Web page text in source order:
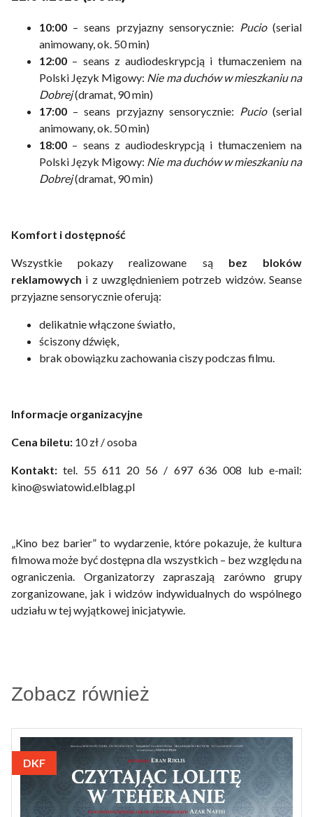
10:00 – seans przyjazny sensorycznie: Pucio(serial
animowany, ok. 50 min)
12:00 – seans z audiodeskrypcją i tłumaczeniem na
Polski Język Migowy: Nie ma duchów w mieszkaniu na
Dobrej(dramat, 90 min)
17:00 – seans przyjazny sensorycznie: Pucio(serial
animowany, ok. 50 min)
18:00 – seans z audiodeskrypcją i tłumaczeniem na
Polski Język Migowy: Nie ma duchów w mieszkaniu na
Dobrej(dramat, 90 min)
Komfort i dostępność
Wszystkie pokazy realizowane są bez bloków
reklamowych i z uwzględnieniem potrzeb widzów. Seanse
przyjazne sensorycznie oferują:
delikatnie włączone światło,
ściszony dźwięk,
brak obowiązku zachowania ciszy podczas filmu.
Informacje organizacyjne
Cena biletu: 10 zł / osoba
Kontakt: tel. 55 611 20 56 / 697 636 008 lub e-mail:
kino@swiatowid.elblag.pl
„Kino bez barier” to wydarzenie, które pokazuje, że kultura
filmowa może być dostępna dla wszystkich – bez względu na
ograniczenia. Organizatorzy zapraszają zarówno grupy
zorganizowane, jak i widzów indywidualnych do wspólnego
udziału w tej wyjątkowej inicjatywie.
Zobacz również
DKF